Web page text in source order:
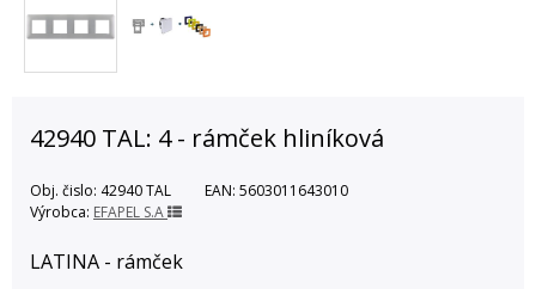
42940 TAL: 4 - rámček hliníková
Obj. čislo: 42940 TAL EAN: 5603011643010
Výrobca: EFAPEL S.A
LATINA - rámček